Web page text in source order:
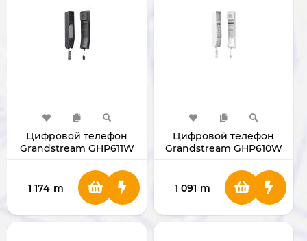
Цифровой телефон
Grandstream GHP611W
1 174 m
Цифровой телефон
Grandstream GHP610W
1 091 m